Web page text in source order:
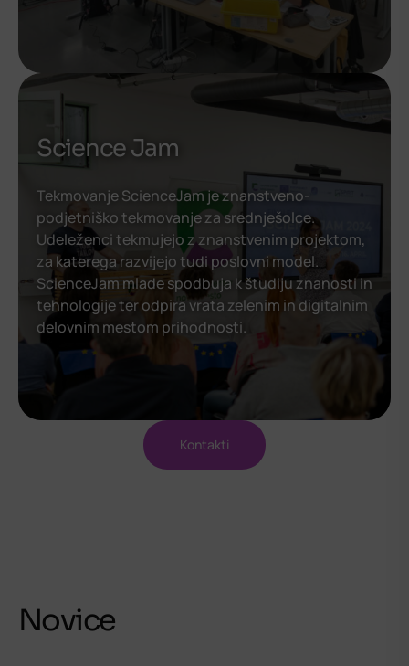
Science Jam
Tekmovanje ScienceJam je znanstveno-
podjetniško tekmovanje za srednješolce.
Udeleženci tekmujejo z znanstvenim projektom,
za katerega razvijejo tudi poslovni model.
ScienceJam mlade spodbuja k študiju znanosti in
tehnologije ter odpira vrata zelenim in digitalnim
delovnim mestom prihodnosti.
Kontakti
Novice